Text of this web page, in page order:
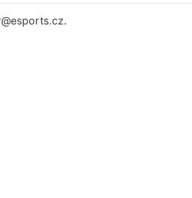
@esports.cz.